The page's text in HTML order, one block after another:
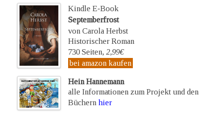
Kindle E-Book
Septemberfrost
von Carola Herbst
Historischer Roman
730 Seiten, 2,99€
bei amazon kaufen
Hein Hannemann
alle Informationen zum Projekt und den
Büchern hier